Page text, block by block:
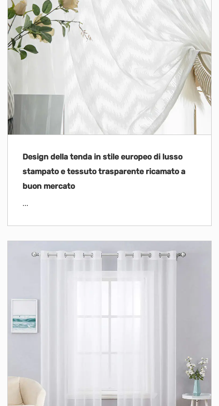
Design della tenda in stile europeo di lusso
stampato e tessuto trasparente ricamato a
buon mercato
...